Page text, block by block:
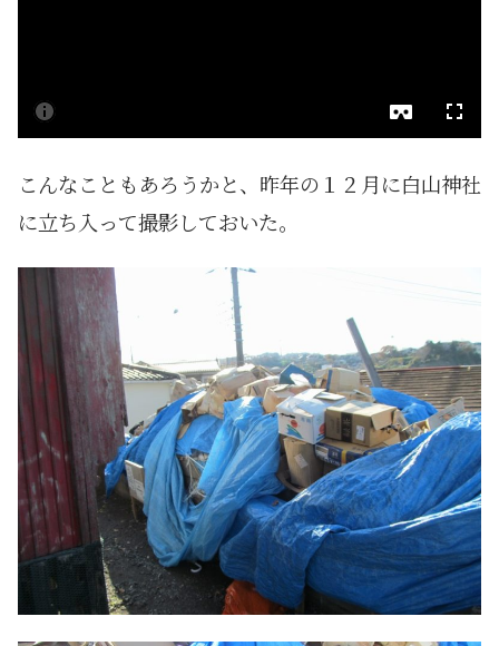
こんなこともあろうかと、昨年の１２月に白山神社
に立ち入って撮影しておいた。